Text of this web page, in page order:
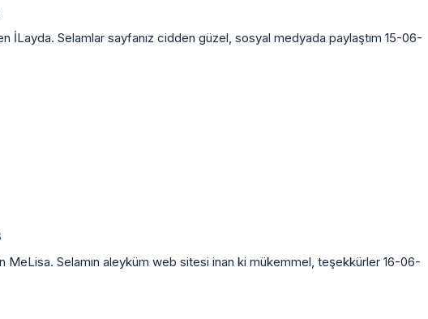
İLayda. Selamlar sayfanız cidden güzel, sosyal medyada paylaştım 15-06-
MeLisa. Selamın aleyküm web sitesi inan ki mükemmel, teşekkürler 16-06-